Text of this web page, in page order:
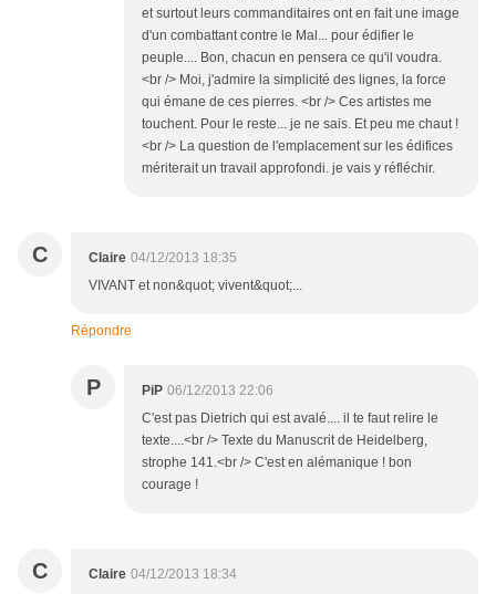
et surtout leurs commanditaires ont en fait une image
d'un combattant contre le Mal... pour édifier le
peuple.... Bon, chacun en pensera ce qu'il voudra.
<br /> Moi, j'admire la simplicité des lignes, la force
qui émane de ces pierres. <br /> Ces artistes me
touchent. Pour le reste... je ne sais. Et peu me chaut !
<br /> La question de l'emplacement sur les édifices
mériterait un travail approfondi. je vais y réfléchir.
C Claire 04/12/2013 18:35
VIVANT et non&quot; vivent&quot;...
Répondre
P PiP 06/12/2013 22:06
C'est pas Dietrich qui est avalé.... il te faut relire le
texte....<br /> Texte du Manuscrit de Heidelberg,
strophe 141.<br /> C'est en alémanique ! bon
courage !
C Claire 04/12/2013 18:34